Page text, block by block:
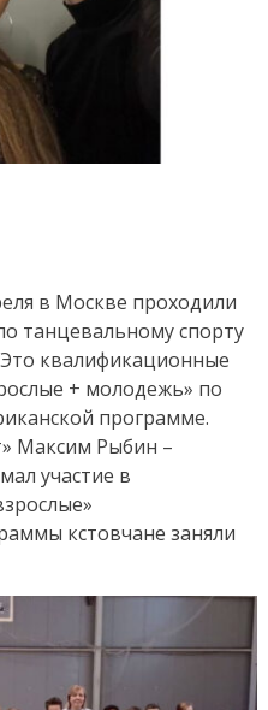
в Москве проходили
танцевальному спорту
Это квалификационные
+ молодежь» по
программе.
Максим Рыбин –
участие в
кстовчане заняли